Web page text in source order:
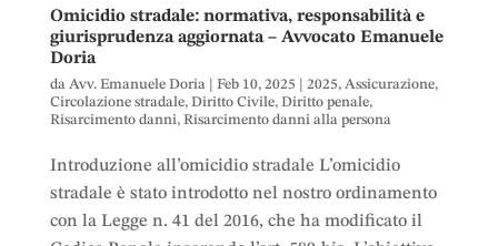
Omicidio stradale: normativa, responsabilità e
giurisprudenza aggiornata – Avvocato Emanuele
Doria
da Avv. Emanuele Doria| Feb 10, 2025 2025, Assicurazione,
Circolazione stradale, Diritto Civile, Diritto penale,
Risarcimento danni, Risarcimento danni alla persona
Introduzione all’omicidio stradale L’omicidio
stradale è stato introdotto nel nostro ordinamento
con la Legge n. 41 del 2016, che ha modificato il